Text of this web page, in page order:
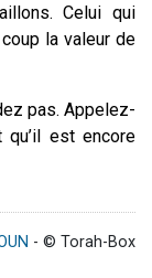
Celui qui
la valeur de
pas. Appelez-
qu’il est encore
- © Torah-Box